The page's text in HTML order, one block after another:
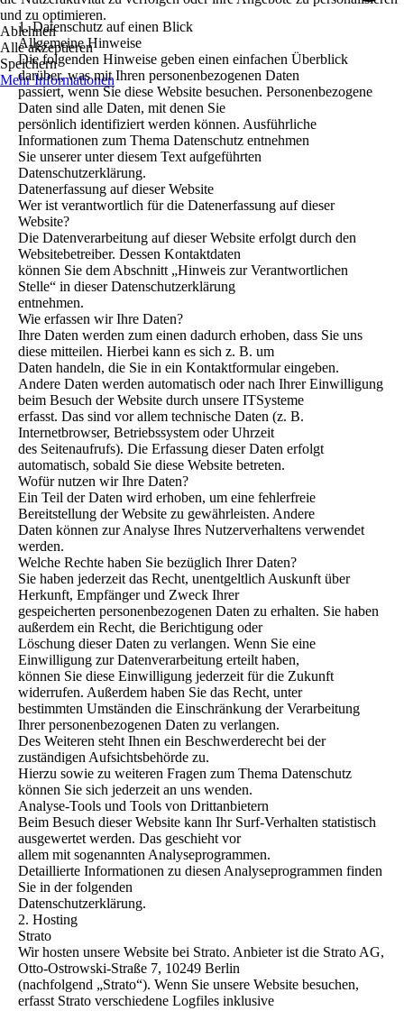
1. Datenschutz auf einen Blick
Allgemeine Hinweise
Die folgenden Hinweise geben einen einfachen Überblick
darüber, was mit Ihren personenbezogenen Daten
passiert, wenn Sie diese Website besuchen. Personenbezogene
Daten sind alle Daten, mit denen Sie
persönlich identifiziert werden können. Ausführliche
Informationen zum Thema Datenschutz entnehmen
Sie unserer unter diesem Text aufgeführten
Datenschutzerklärung.
Datenerfassung auf dieser Website
Wer ist verantwortlich für die Datenerfassung auf dieser
Website?
Die Datenverarbeitung auf dieser Website erfolgt durch den
Websitebetreiber. Dessen Kontaktdaten
können Sie dem Abschnitt „Hinweis zur Verantwortlichen
Stelle“ in dieser Datenschutzerklärung
entnehmen.
Wie erfassen wir Ihre Daten?
Ihre Daten werden zum einen dadurch erhoben, dass Sie uns
diese mitteilen. Hierbei kann es sich z. B. um
Daten handeln, die Sie in ein Kontaktformular eingeben.
Andere Daten werden automatisch oder nach Ihrer Einwilligung
beim Besuch der Website durch unsere ITSysteme
erfasst. Das sind vor allem technische Daten (z. B.
Internetbrowser, Betriebssystem oder Uhrzeit
des Seitenaufrufs). Die Erfassung dieser Daten erfolgt
automatisch, sobald Sie diese Website betreten.
Wofür nutzen wir Ihre Daten?
Ein Teil der Daten wird erhoben, um eine fehlerfreie
Bereitstellung der Website zu gewährleisten. Andere
Daten können zur Analyse Ihres Nutzerverhaltens verwendet
werden.
Welche Rechte haben Sie bezüglich Ihrer Daten?
Sie haben jederzeit das Recht, unentgeltlich Auskunft über
Herkunft, Empfänger und Zweck Ihrer
gespeicherten personenbezogenen Daten zu erhalten. Sie haben
außerdem ein Recht, die Berichtigung oder
Löschung dieser Daten zu verlangen. Wenn Sie eine
Einwilligung zur Datenverarbeitung erteilt haben,
können Sie diese Einwilligung jederzeit für die Zukunft
widerrufen. Außerdem haben Sie das Recht, unter
bestimmten Umständen die Einschränkung der Verarbeitung
Ihrer personenbezogenen Daten zu verlangen.
Des Weiteren steht Ihnen ein Beschwerderecht bei der
zuständigen Aufsichtsbehörde zu.
Hierzu sowie zu weiteren Fragen zum Thema Datenschutz
können Sie sich jederzeit an uns wenden.
Analyse-Tools und Tools von Drittanbietern
Beim Besuch dieser Website kann Ihr Surf-Verhalten statistisch
ausgewertet werden. Das geschieht vor
allem mit sogenannten Analyseprogrammen.
Detaillierte Informationen zu diesen Analyseprogrammen finden
Sie in der folgenden
Datenschutzerklärung.
2. Hosting
Strato
Wir hosten unsere Website bei Strato. Anbieter ist die Strato AG,
Otto-Ostrowski-Straße 7, 10249 Berlin
(nachfolgend „Strato“). Wenn Sie unsere Website besuchen,
erfasst Strato verschiedene Logfiles inklusive
und zu optimieren.
Ablehnen
Alle akzeptieren
Speichern
Mehr Informationen